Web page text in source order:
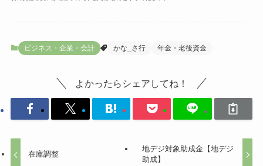
ビジネス・企業・会計 かな_さ行 年金・老後資金
よかったらシェアしてね！
在庫調整
地デジ対象助成金【地デジ
助成】